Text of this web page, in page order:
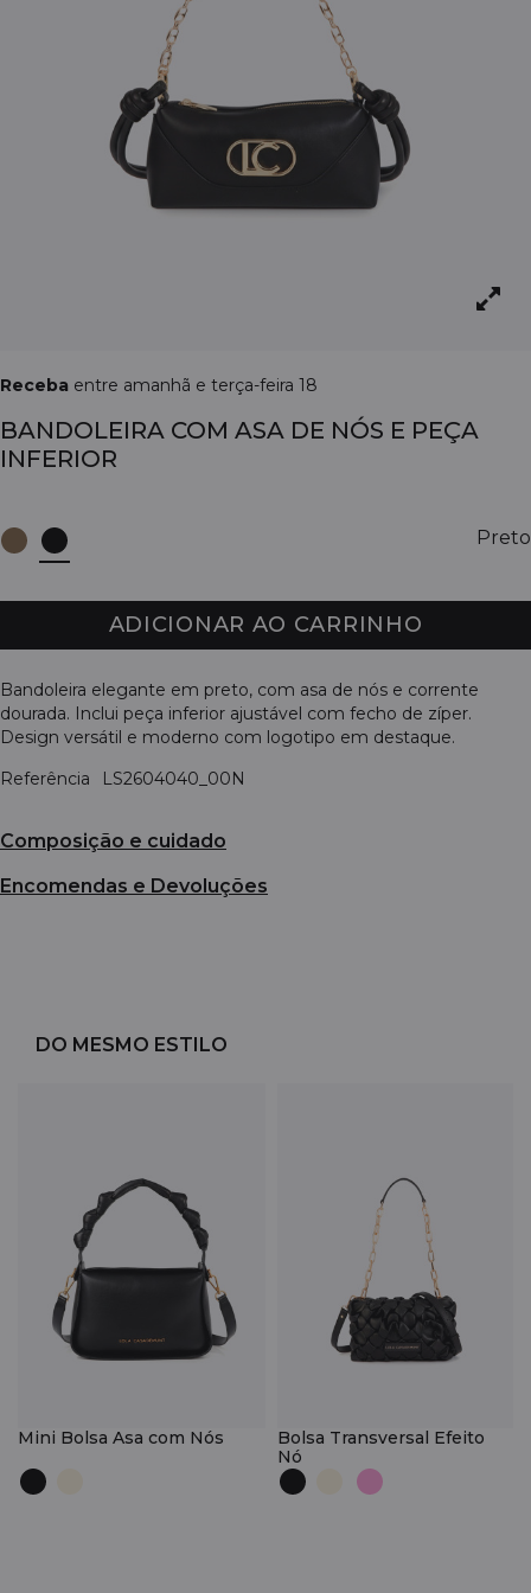
Receba entre amanhã e terça-feira 18
BANDOLEIRA COM ASA DE NÓS E PEÇA
INFERIOR
Preto
ADICIONAR AO CARRINHO
Bandoleira elegante em preto, com asa de nós e corrente
dourada. Inclui peça inferior ajustável com fecho de zíper.
Design versátil e moderno com logotipo em destaque.
Referência
LS2604040_00N
Composição e cuidado
Encomendas e Devoluções
DO MESMO ESTILO
Mini Bolsa Asa com Nós
Bolsa Transversal Efeito
Nó